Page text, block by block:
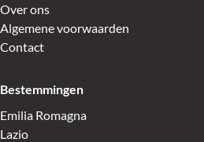
Over ons
Algemene voorwaarden
Contact
Bestemmingen
Emilia Romagna
Lazio